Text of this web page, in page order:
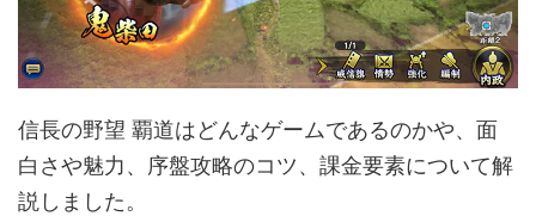
信長の野望 覇道はどんなゲームであるのかや、面
白さや魅力、序盤攻略のコツ、課金要素について解
説しました。